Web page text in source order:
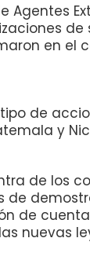
Agentes
de
en el
de
y
de los
de
de
nuevas